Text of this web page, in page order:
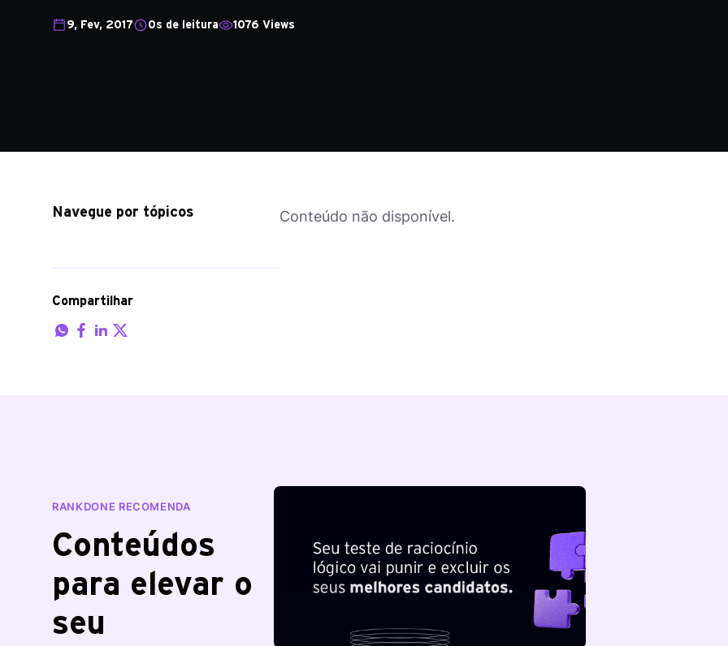
9, Fev, 2017 0s de leitura 1076 Views
Navegue por tópicos
Compartilhar
Conteúdo não disponível.
RANKDONE RECOMENDA
Conteúdos
para elevar o
seu